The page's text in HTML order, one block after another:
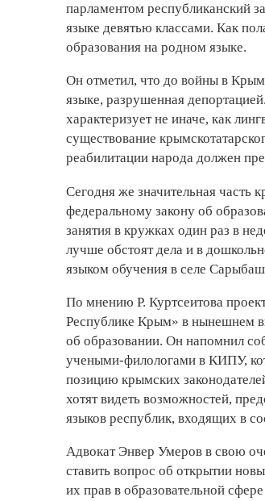
парламентом республиканский
языке девятью классами. Как
образования на родном языке.
Он отметил, что до войны в
языке, разрушенная
характеризует не иначе, как
существование
реабилитации народа должен
Сегодня же значительная часть
федеральному закону об
занятия в кружках один раз в
лучше обстоят дела и в
языком обучения в селе
По мнению Р. Куртсеитова
Республике Крым» в нынешнем
об образовании. Он напомнил
учеными-филологами в КИПУ,
позицию крымских
хотят видеть возможностей,
языков республик, входящих в
Адвокат Энвер Умеров в свою
ставить вопрос об открытии
их прав в образовательной